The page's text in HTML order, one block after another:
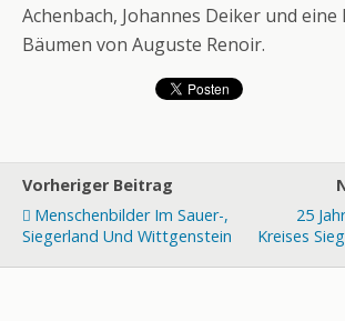
Achenbach, Johannes Deiker und
Bäumen von Auguste Renoir.
Vorheriger Beitrag
Menschenbilder Im Sauer-,
Siegerland Und Wittgenstein
25
Kreises